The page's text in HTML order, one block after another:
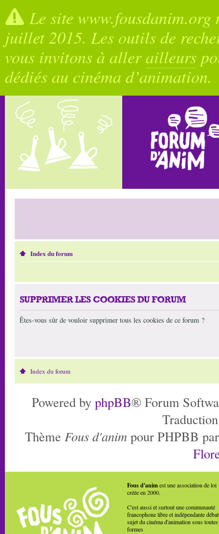
Le site
juillet 2015. Les outils de
vous invitons à allerailleurs
dédiés au cinéma d’animation.
Index du forum
SUPPRIMER LES COOKIES DU FORUM
Êtes-vous sûr de vouloir supprimer tous les cookies de ce forum ?
Index du forum
Powered by phpBB® Forum
Thème Fous d'anim pour PHPBB
Fous d'animest une association de loi
créée en 2000.
C'est aussi et surtout une communauté
francophone libre et indépendante
sujet du cinéma d'animation sous toutes
formes